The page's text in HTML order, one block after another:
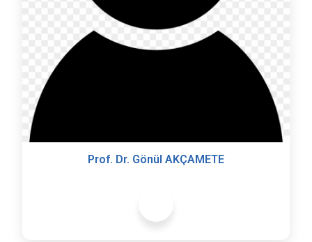
Prof. Dr. Gönül AKÇAMETE